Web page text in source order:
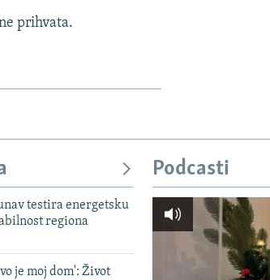
prihvata.
testira energetsku
regiona
je moj dom': Život
Podcasti